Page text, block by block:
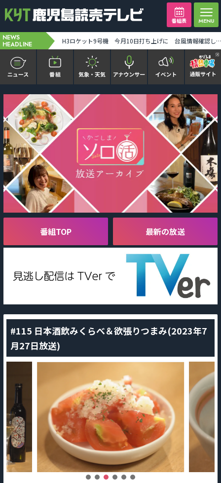
番組表
NEWS
HEADLINE 【ミッフィー】1万人突破記念セレモニー「ディック・ブルーナに学ぶモダン・アート」8月末まで [2026-08-07 19:31:00]
かごピタ FAMILIAR
KYT news every かごしま
かごしまソロ活
It推しTV
番組表を見る
番組TOP 最新の放送
#115 日本酒飲みくらべ＆欲張りつまみ(2023年7
月27日放送)